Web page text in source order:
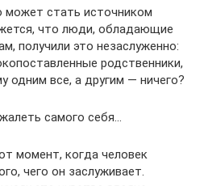
стать источником
что люди, обладающие
получили это незаслуженно:
родственники,
одним все, а другим — ничего?
самого себя…
момент, когда человек
чего он заслуживает.